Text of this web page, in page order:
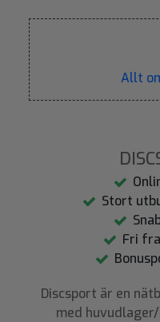
Allt
Stort
Fri
Discsport är en
med